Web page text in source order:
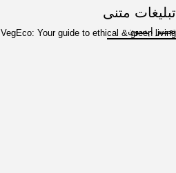
تبلیغات متنی
تعمیر اپسون
VegEco: Your guide to ethical & green living